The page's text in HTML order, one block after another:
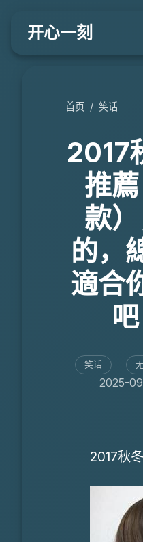
开心一刻
首页 / 笑话
2017
推
款
的，
適合
吧
笑话
2025-
2017秋冬